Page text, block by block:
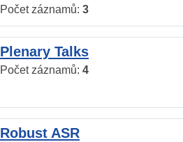
Počet záznamů: 3
Plenary Talks
Počet záznamů: 4
Robust ASR